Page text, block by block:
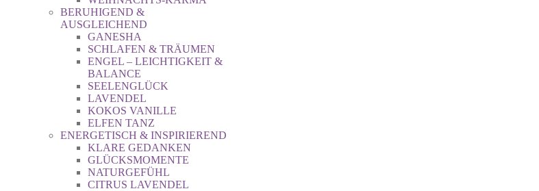
BERUHIGEND &
AUSGLEICHEND
GANESHA
SCHLAFEN & TRÄUMEN
ENGEL – LEICHTIGKEIT &
BALANCE
SEELENGLÜCK
LAVENDEL
KOKOS VANILLE
ELFEN TANZ
ENERGETISCH & INSPIRIEREND
KLARE GEDANKEN
GLÜCKSMOMENTE
NATURGEFÜHL
CITRUS LAVENDEL